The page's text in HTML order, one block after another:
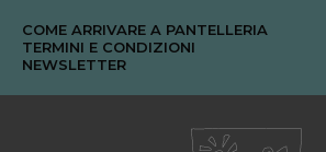
COME ARRIVARE A PANTELLERIA
TERMINI E CONDIZIONI
NEWSLETTER